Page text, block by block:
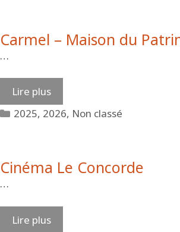
Carmel – Maison du
…
Lire plus
Catégories
2025, 2026, Non classé
Cinéma Le Concorde
…
Lire plus